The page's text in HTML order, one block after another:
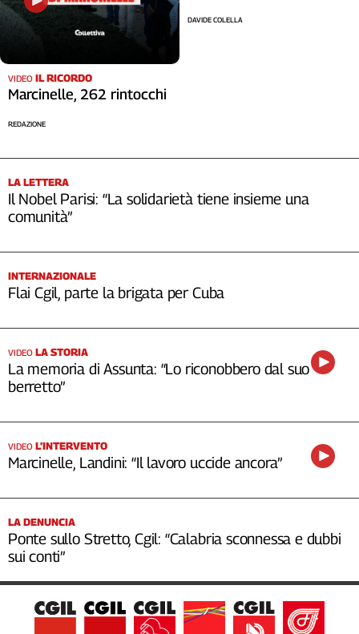
VIDEO IL RICORDO
Marcinelle, 262 rintocchi
REDAZIONE
DAVIDE COLELLA
LA LETTERA
Il Nobel Parisi: “La solidarietà tiene insieme una
comunità”
INTERNAZIONALE
Flai Cgil, parte la brigata per Cuba
VIDEO LA STORIA
La memoria di Assunta: “Lo riconobbero dal suo
berretto”
VIDEO L’INTERVENTO
Marcinelle, Landini: “Il lavoro uccide ancora”
LA DENUNCIA
Ponte sullo Stretto, Cgil: “Calabria sconnessa e dubbi
sui conti”